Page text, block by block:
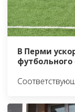
В Перми